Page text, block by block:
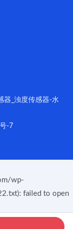
器_浊度传感器-水
-7
wp-
failed to open
spider-